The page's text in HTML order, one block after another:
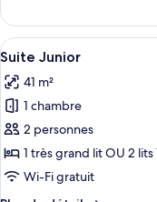
Chambre
Familiale,
dans
les
dépendances
le
type
de
Chambre
Familiale,
dans
les
dépendances
Afficher
toutes
les
photos
pour
ce
type
6
Suite Junior
41 m²
1 chambre
2 personnes
1 très grand lit OU 2 lits
Wi-Fi gratuit